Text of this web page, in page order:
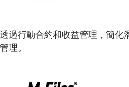
透過行動合約和收益管理，簡化
管理。